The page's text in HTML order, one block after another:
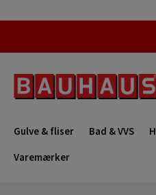
Gulve & fliser Bad & VVS
Varemærker